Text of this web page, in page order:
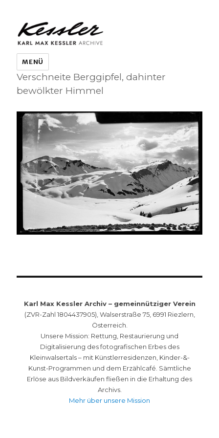
KARL MAX KESSLER ARCHIVE
MENÜ
Verschneite Berggipfel, dahinter
bewölkter Himmel
Karl Max Kessler Archiv – gemeinnütziger Verein
(ZVR-Zahl 1804437905), Walserstraße 75, 6991 Riezlern,
Österreich.
Unsere Mission: Rettung, Restaurierung und
Digitalisierung des fotografischen Erbes des
Kleinwalsertals – mit Künstlerresidenzen, Kinder-&-
Kunst-Programmen und dem Erzählcafé. Sämtliche
Erlöse aus Bildverkäufen fließen in die Erhaltung des
Archivs.
Mehr über unsere Mission